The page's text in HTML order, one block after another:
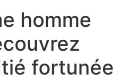
homme
fortunée